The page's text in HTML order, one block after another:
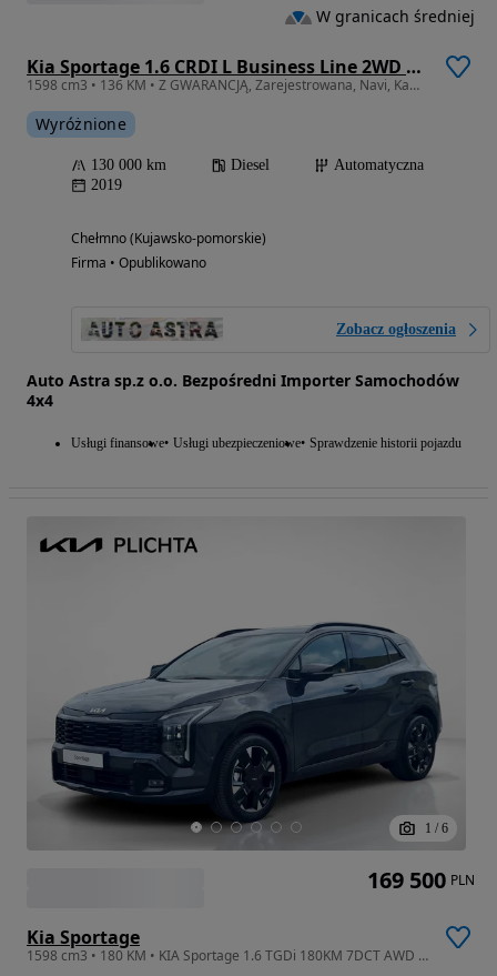
Kia Sportage 1.6 CRDI L Business Line 2WD DCT
1598 cm3 • 136 KM • Z GWARANCJĄ, Zarejestrowana, Navi, Kam, Asysta!!!
Wyróżnione
130 000 km Diesel
Automatyczna
2019
Chełmno (Kujawsko-pomorskie)
Firma • Opublikowano
Zobacz ogłoszenia
Auto Astra sp.z o.o. Bezpośredni Importer Samochodów
4x4
Usługi finansowe Usługi ubezpieczeniowe Sprawdzenie historii pojazdu
W granicach średniej
1 / 6
Kia Sportage
1598 cm3 • 180 KM • KIA Sportage 1.6 TGDi 180KM 7DCT AWD Wersja GT Line
169 500 PLN